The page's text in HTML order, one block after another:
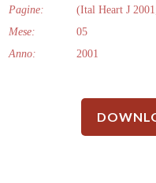
Pagine:
(Ital Heart J
Mese:
05
Anno:
2001